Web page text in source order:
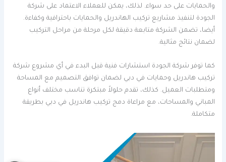
والحمايات على حد سواء. لذلك، يمكن للعملاء الاعتماد على شركة
الجودة لتنفيذ مشاريع تركيب الهاندريل والحمايات باحترافية وكفاءة.
أيضا، تضمن الشركة متابعة دقيقة لكل مرحلة من مراحل التركيب
لضمان نتائج مثالية.
كما توفر شركة الجودة استشارات فنية قبل البدء في أي مشروع شركة
تركيب هاندريل وحمايات في دبي لضمان توافق التصميم مع المساحة
ومتطلبات العميل. كذلك، تقدم حلولاً مبتكرة تناسب مختلف أنواع
المباني والمساحات، مع مراعاة دمج تركيب هاندريل في دبي بطريقة
متكاملة.